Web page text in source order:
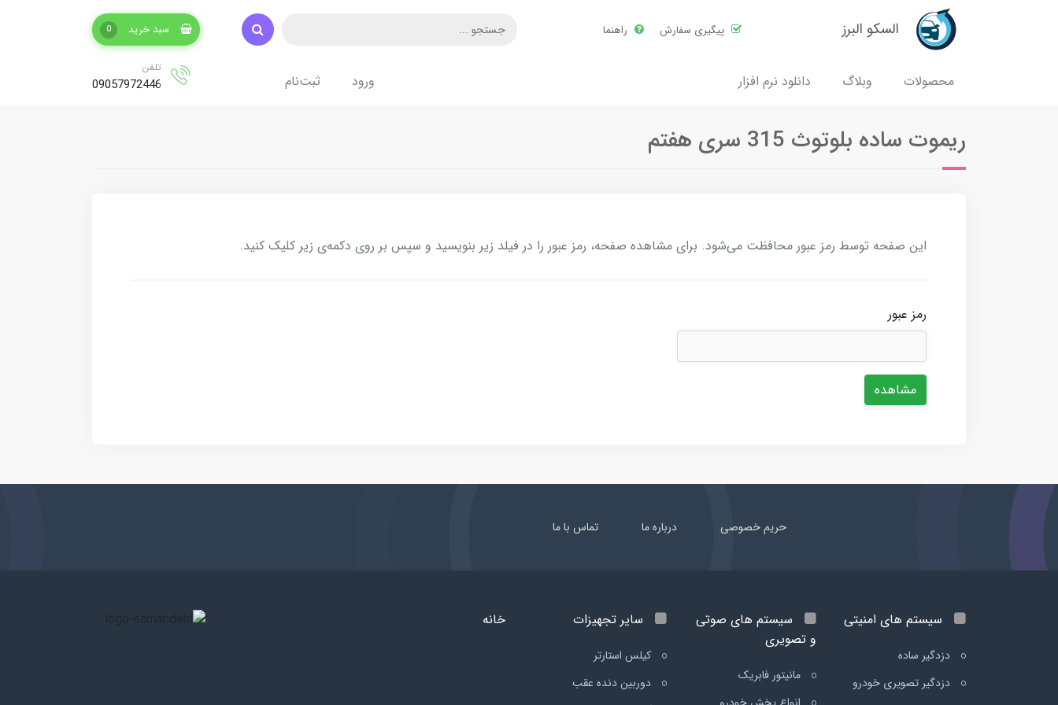
السکو البرز پیگیری سفارش راهنما سبد خرید 0
محصولات وبلاگ دانلود نرم افزار ورود ثبت‌نام
تلفن
09057972446
ریموت ساده بلوتوث 315 سری هفتم
این صفحه توسط رمز عبور محافظت می‌شود. برای مشاهده صفحه، رمز عبور را در فیلد زیر بنویسید و سپس بر روی دکمه‌ی زیر کلیک کنید.
رمز عبور
مشاهده
حریم خصوصی درباره ما تماس با ما
سیستم های امنیتی
دزدگیر ساده
دزدگیر تصویری خودرو
سیستم های صوتی
و تصویری
مانیتور فابریک
سایر تجهیزات
کیلس استارتر
دوربین دنده عقب
خانه